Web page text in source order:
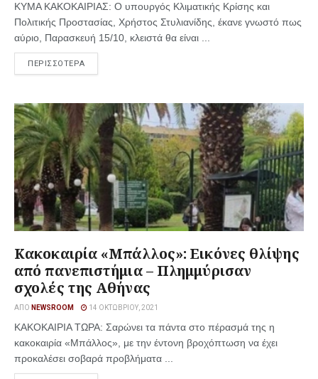
ΚΥΜΑ ΚΑΚΟΚΑΙΡΙΑΣ: Ο υπουργός Κλιματικής Κρίσης και
Πολιτικής Προστασίας, Χρήστος Στυλιανίδης, έκανε γνωστό πως
αύριο, Παρασκευή 15/10, κλειστά θα είναι ...
ΠΕΡΙΣΣΟΤΕΡΑ
Κακοκαιρία «Μπάλλος»: Εικόνες θλίψης
από πανεπιστήμια – Πλημμύρισαν
σχολές της Αθήνας
ΑΠΌ NEWSROOM 14 ΟΚΤΩΒΡΊΟΥ, 2021
ΚΑΚΟΚΑΙΡΙΑ ΤΩΡΑ: Σαρώνει τα πάντα στο πέρασμά της η
κακοκαιρία «Μπάλλος», με την έντονη βροχόπτωση να έχει
προκαλέσει σοβαρά προβλήματα ...